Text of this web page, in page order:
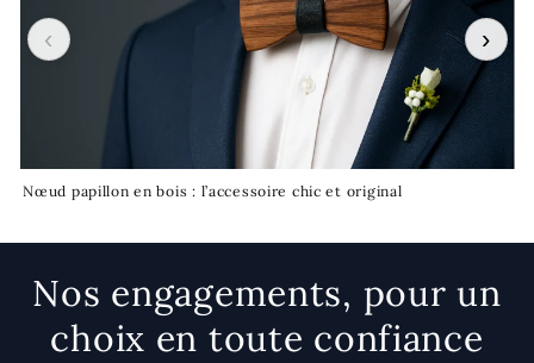
‹ ›
Nœud papillon en bois : l’accessoire chic et original
Nos engagements, pour un
choix en toute confiance